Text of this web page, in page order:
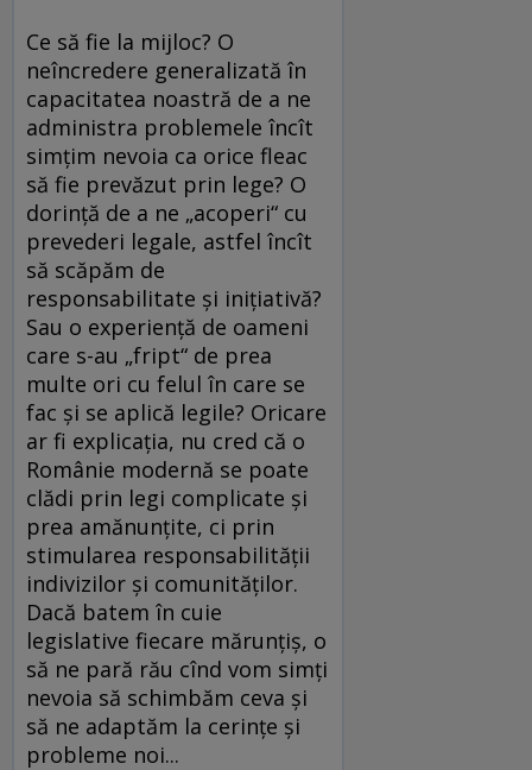
Ce să fie la mijloc? O
neîncredere generalizată în
capacitatea noastră de a ne
administra problemele încît
simţim nevoia ca orice fleac
să fie prevăzut prin lege? O
dorinţă de a ne „acoperi“ cu
prevederi legale, astfel încît
să scăpăm de
responsabilitate şi iniţiativă?
Sau o experienţă de oameni
care s-au „fript“ de prea
multe ori cu felul în care se
fac şi se aplică legile? Oricare
ar fi explicaţia, nu cred că o
Românie modernă se poate
clădi prin legi complicate şi
prea amănunţite, ci prin
stimularea responsabilităţii
indivizilor şi comunităţilor.
Dacă batem în cuie
legislative fiecare mărunţiş, o
să ne pară rău cînd vom simţi
nevoia să schimbăm ceva şi
să ne adaptăm la cerinţe şi
probleme noi...